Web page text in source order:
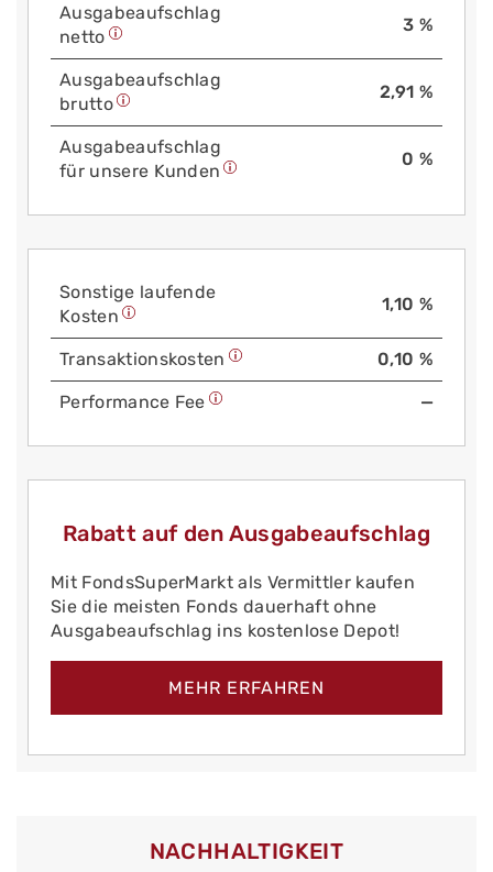
Aus­gabe­auf­schlag
netto
3 %
Aus­gabe­auf­schlag
brutto
2,91 %
Aus­gabe­auf­schlag
für unsere Kunden
0 %
Sonstige laufende
Kosten
1,10 %
Trans­aktions­kosten 0,10 %
Performance Fee —
Rabatt auf den Ausgabeaufschlag
Mit FondsSuperMarkt als Vermittler kaufen
Sie die meisten Fonds dauerhaft ohne
Ausgabeaufschlag ins kostenlose Depot!
MEHR ERFAHREN
NACHHALTIGKEIT